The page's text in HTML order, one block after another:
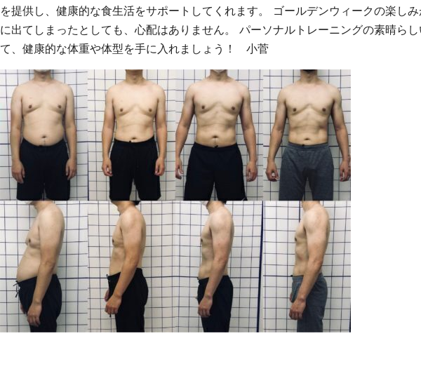
を提供し、健康的な食生活をサポートしてくれます。 ゴールデンウィークの楽し
に出てしまったとしても、心配はありません。 パーソナルトレーニングの素晴ら
て、健康的な体重や体型を手に入れましょう！ 小菅